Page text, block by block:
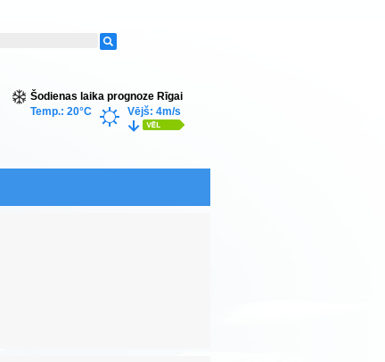
Šodienas laika prognoze Rīgai
Temp.: 20°C
Vējš: 4m/s